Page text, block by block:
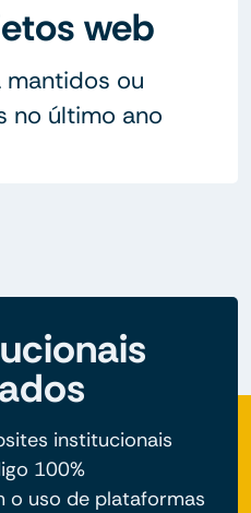
web
ou
no último ano
institucionais
100%
o uso de plataformas